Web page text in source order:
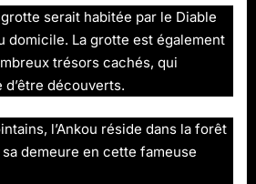
grotte serait habitée par le Diable
domicile. La grotte est également
trésors cachés, qui
d’être découverts.
l’Ankou réside dans la forêt
demeure en cette fameuse